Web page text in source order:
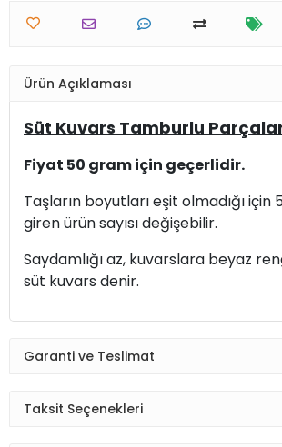
Ürün Açıklaması
Süt Kuvars Tamburlu
Fiyat 50 gram için geçerlidir.
Taşların boyutları eşit olmadığı için
giren ürün sayısı değişebilir.
Saydamlığı az, kuvarslara beyaz
süt kuvars denir.
Garanti ve Teslimat
Taksit Seçenekleri